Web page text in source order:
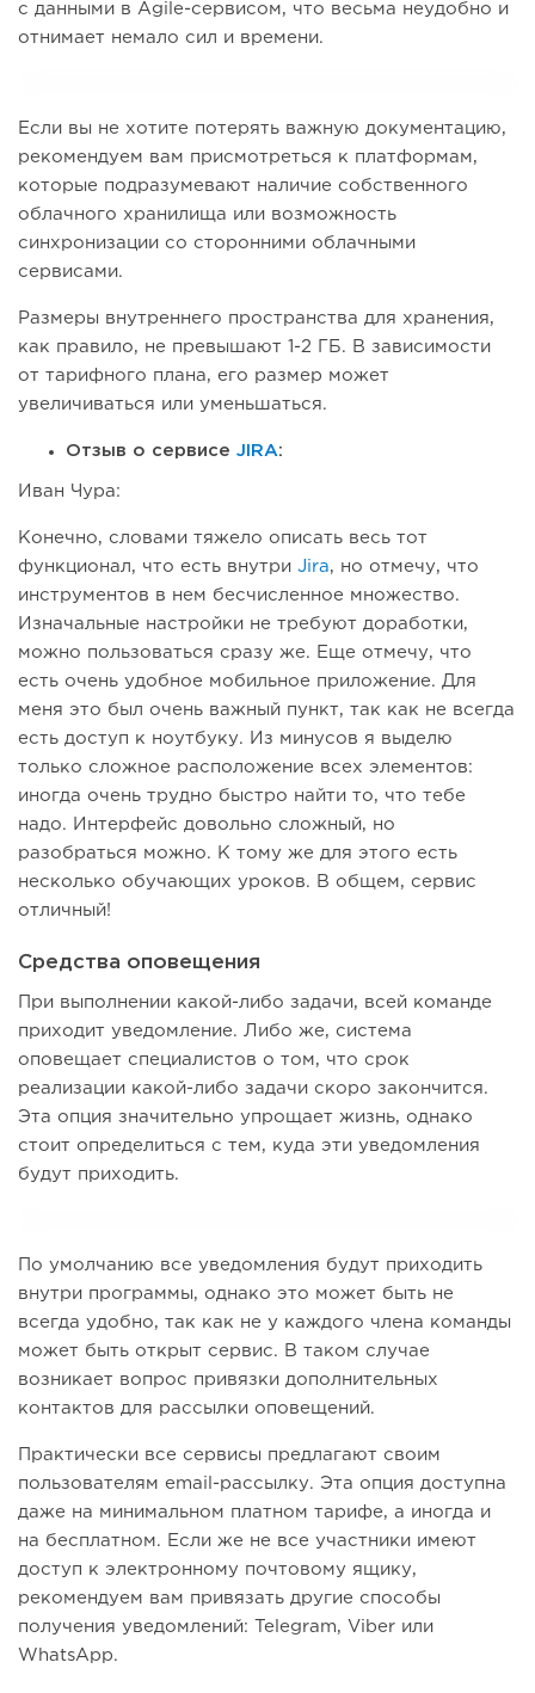
с данными в Agile-сервисом, что весьма неудобно и
отнимает немало сил и времени.
Если вы не хотите потерять важную документацию,
рекомендуем вам присмотреться к платформам,
которые подразумевают наличие собственного
облачного хранилища или возможность
синхронизации со сторонними облачными
сервисами.
Размеры внутреннего пространства для хранения,
как правило, не превышают 1-2 ГБ. В зависимости
от тарифного плана, его размер может
увеличиваться или уменьшаться.
Отзыв о сервисе JIRA:
Иван Чура:
Конечно, словами тяжело описать весь тот
функционал, что есть внутри Jira, но отмечу, что
инструментов в нем бесчисленное множество.
Изначальные настройки не требуют доработки,
можно пользоваться сразу же. Еще отмечу, что
есть очень удобное мобильное приложение. Для
меня это был очень важный пункт, так как не всегда
есть доступ к ноутбуку. Из минусов я выделю
только сложное расположение всех элементов:
иногда очень трудно быстро найти то, что тебе
надо. Интерфейс довольно сложный, но
разобраться можно. К тому же для этого есть
несколько обучающих уроков. В общем, сервис
отличный!
Средства оповещения
При выполнении какой-либо задачи, всей команде
приходит уведомление. Либо же, система
оповещает специалистов о том, что срок
реализации какой-либо задачи скоро закончится.
Эта опция значительно упрощает жизнь, однако
стоит определиться с тем, куда эти уведомления
будут приходить.
По умолчанию все уведомления будут приходить
внутри программы, однако это может быть не
всегда удобно, так как не у каждого члена команды
может быть открыт сервис. В таком случае
возникает вопрос привязки дополнительных
контактов для рассылки оповещений.
Практически все сервисы предлагают своим
пользователям email-рассылку. Эта опция доступна
даже на минимальном платном тарифе, а иногда и
на бесплатном. Если же не все участники имеют
доступ к электронному почтовому ящику,
рекомендуем вам привязать другие способы
получения уведомлений: Telegram, Viber или
WhatsApp.